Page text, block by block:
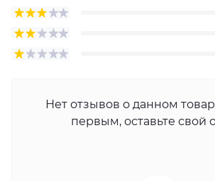
Нет отзывов о данном
первым, оставьте свой